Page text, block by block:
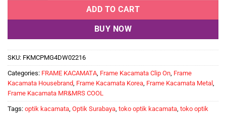
ADD TO CART
BUY NOW
SKU: FKMCPMG4DW02216
Categories: FRAME KACAMATA Frame Kacamata Clip On Frame
Kacamata Housebrand Frame Kacamata Korea Frame Kacamata Metal
Frame Kacamata MR&MRS COOL
Tags: optik kacamata Optik Surabaya toko optik kacamata toko optik